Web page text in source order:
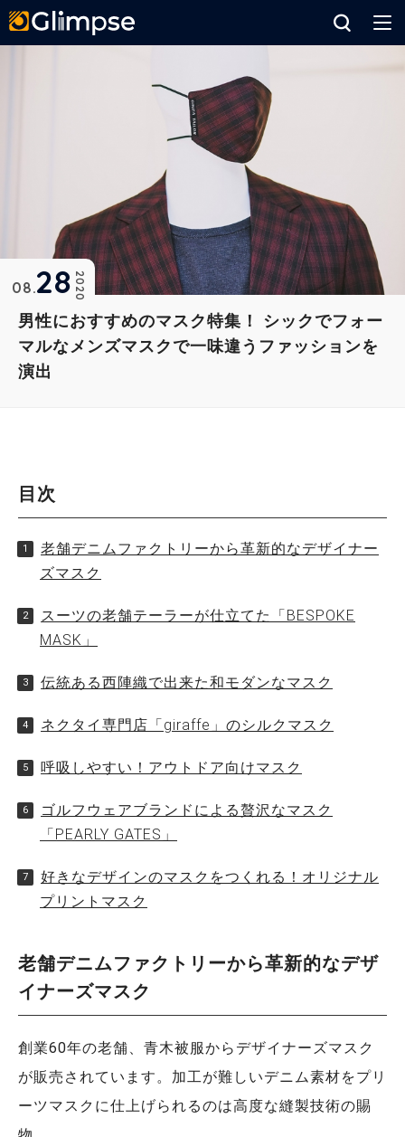
男性におすすめのマスク特集！ シックでフォー
マルなメンズマスクで一味違うファッションを
演出
2020
08 28
目次
老舗デニムファクトリーから革新的なデザイナー
ズマスク
スーツの老舗テーラーが仕立てた「BESPOKE
MASK」
伝統ある西陣織で出来た和モダンなマスク
ネクタイ専門店「giraffe」のシルクマスク
呼吸しやすい！アウトドア向けマスク
ゴルフウェアブランドによる贅沢なマスク
「PEARLY GATES」
好きなデザインのマスクをつくれる！オリジナル
プリントマスク
老舗デニムファクトリーから革新的なデザ
イナーズマスク
創業60年の老舗、青木被服からデザイナーズマスク
が販売されています。加工が難しいデニム素材をプリ
ーツマスクに仕上げられるのは高度な縫製技術の賜